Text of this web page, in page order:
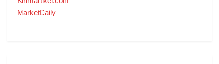
MarketDaily